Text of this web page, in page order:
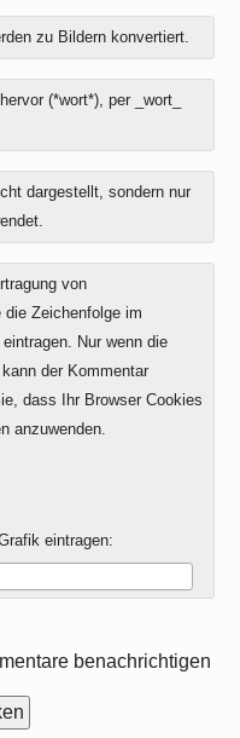
zu Bildern konvertiert.
(*wort*), per _wort_
dargestellt, sondern nur
von
Zeichenfolge im
Nur wenn die
der Kommentar
dass Ihr Browser Cookies
anzuwenden.
eintragen:
benachrichtigen